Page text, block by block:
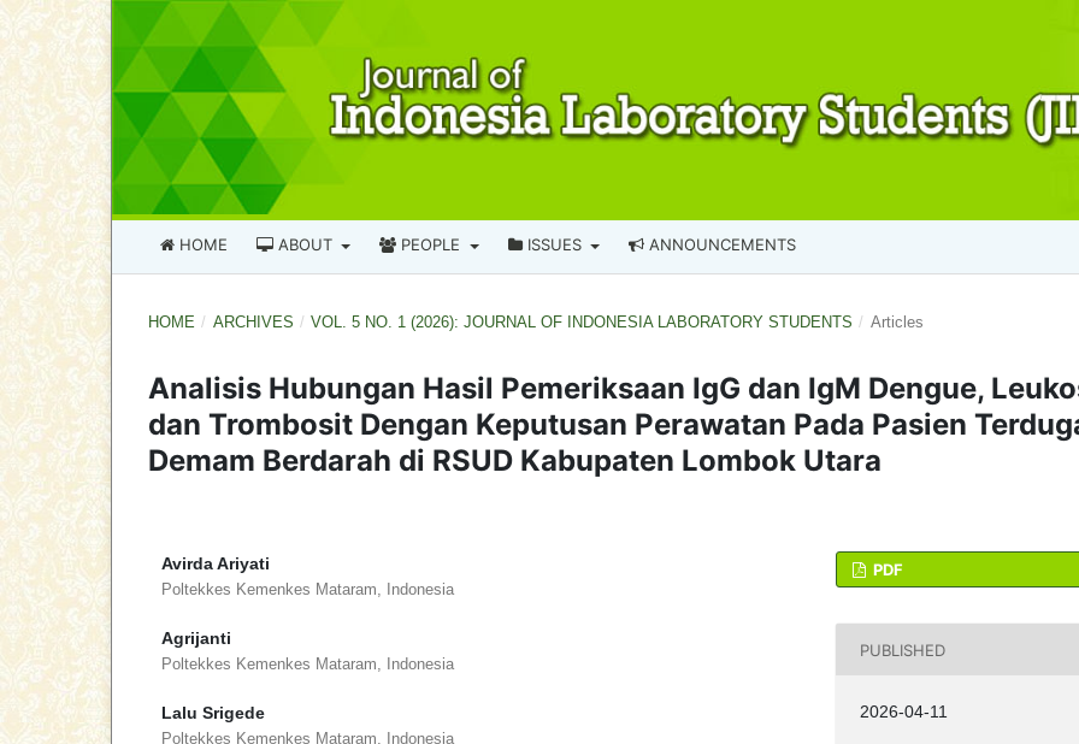
HOME ABOUT PEOPLE ISSUES ANNOUNCEMENTS
HOME / ARCHIVES / VOL. 5 NO. 1 (2026): JOURNAL OF INDONESIA LABORATORY STUDENTS / Articles
Analisis Hubungan Hasil Pemeriksaan IgG dan IgM Dengue,
dan Trombosit Dengan Keputusan Perawatan Pada Pasien
Demam Berdarah di RSUD Kabupaten Lombok Utara
Avirda Ariyati
Poltekkes Kemenkes Mataram, Indonesia
Agrijanti
Poltekkes Kemenkes Mataram, Indonesia
Lalu Srigede
Poltekkes Kemenkes Mataram, Indonesia
PDF
PUBLISHED
2026-04-11